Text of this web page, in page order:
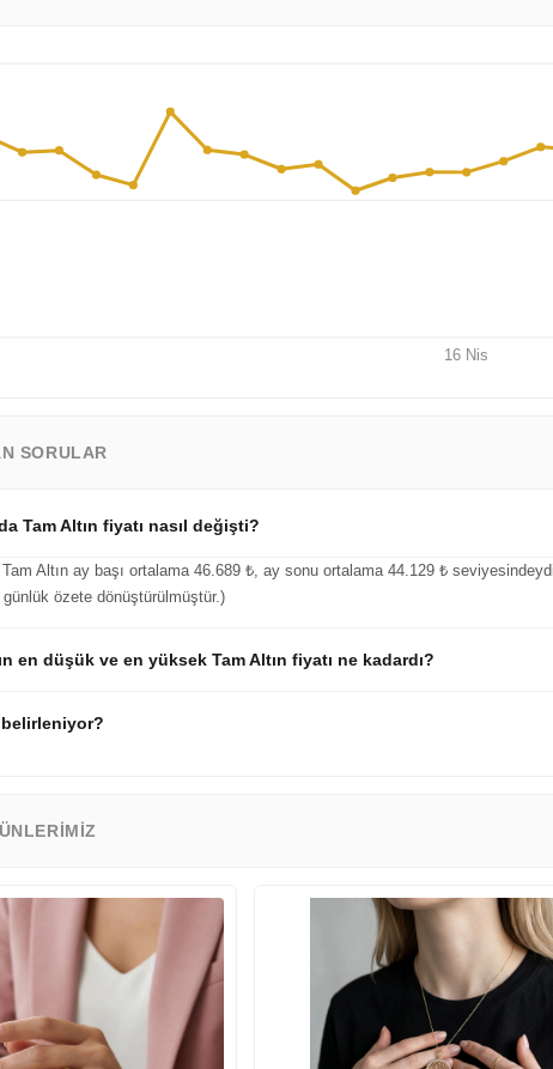
16 Nis
SORULAR
Tam Altın fiyatı nasıl değişti?
Tam Altın ay başı ortalama 46.689 ₺, ay sonu ortalama 44.129 ₺
özete dönüştürülmüştür.)
en düşük ve en yüksek Tam Altın fiyatı ne kadardı?